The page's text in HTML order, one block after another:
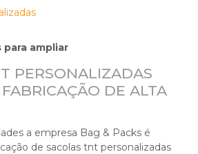
para ampliar
PERSONALIZADAS
DE ALTA
a empresa Bag & Packs é
de sacolas tnt personalizadas